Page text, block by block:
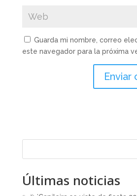
Guarda mi nombre, correo
este navegador para la próxima
Últimas noticias